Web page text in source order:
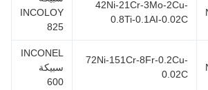
42Ni-21Cr-3Mo-2Cu-
0.8Ti-0.1AI-0.02C
INCOLOY
72Ni-151Cr-8Fr-0.2Cu-
0.02C
INCONEL
سبيكة